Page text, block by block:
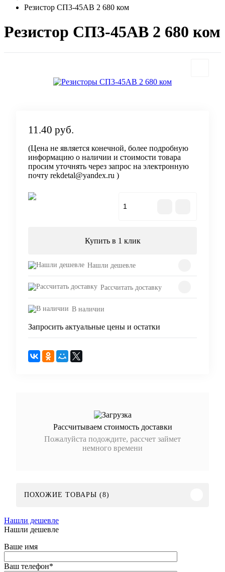
Резистор СП3-45АВ 2 680 ком
Резистор СП3-45АВ 2 680 ком
11.40 руб.
(Цена не является конечной, более подробную
информацию о наличии и стоимости товара
просим уточнять через запрос на электронную
почту rekdetal@yandex.ru )
Купить в 1 клик
Нашли дешевле
Рассчитать доставку
В наличии
Запросить актуальные цены и остатки
Рассчитываем стоимость доставки
Пожалуйста подождите, рассчет займет
немного времени
ПОХОЖИЕ ТОВАРЫ (8)
Нашли дешевле
Нашли дешевле
Ваше имя
Ваш телефон*